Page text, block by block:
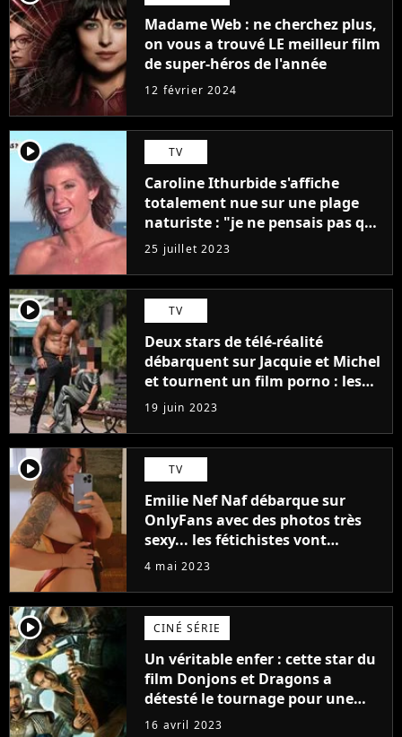
Madame Web : ne cherchez plus,
on vous a trouvé LE meilleur film
de super-héros de l'année
12 février 2024
player2 TV
Caroline Ithurbide s'affiche
totalement nue sur une plage
naturiste : "je ne pensais pas que
j'arriverais à le faire..."
25 juillet 2023
player2 TV
Deux stars de télé-réalité
débarquent sur Jacquie et Michel
et tournent un film porno : les
premières images du tournage
(exclu)
19 juin 2023
player2 TV
Emilie Nef Naf débarque sur
OnlyFans avec des photos très
sexy... les fétichistes vont
prendre leur pied !
4 mai 2023
player2 CINÉ SÉRIE
Un véritable enfer : cette star du
film Donjons et Dragons a
détesté le tournage pour une
raison très spéciale
16 avril 2023